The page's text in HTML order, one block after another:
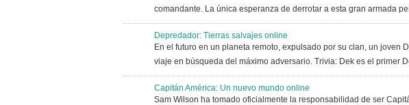
comandante. La única esperanza de derrotar a esta gran armada
Depredador: Tierras salvajes online
En el futuro en un planeta remoto, expulsado por su clan, un
viaje en búsqueda del máximo adversario. Trivia: Dek es el primer
Capitán América: Un nuevo mundo online
Sam Wilson ha tomado oficialmente la responsabilidad de ser